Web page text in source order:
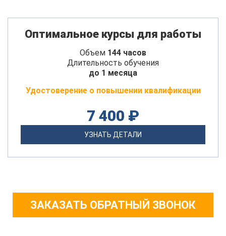
Оптимальное курсы для работы
Объем 144 часов
Длительность обучения
до 1 месяца
Удостоверение о повышении квалификации
7 400 ₽
УЗНАТЬ ДЕТАЛИ
ЗАКАЗАТЬ ОБРАТНЫЙ ЗВОНОК